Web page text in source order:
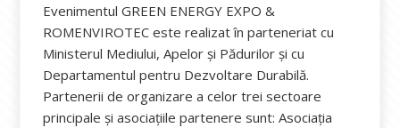
Evenimentul GREEN ENERGY EXPO &
ROMENVIROTEC este realizat în parteneriat cu
Ministerul Mediului, Apelor și Pădurilor și cu
Departamentul pentru Dezvoltare Durabilă.
Partenerii de organizare a celor trei sectoare
principale și asociațiile partenere sunt: Asociaţia